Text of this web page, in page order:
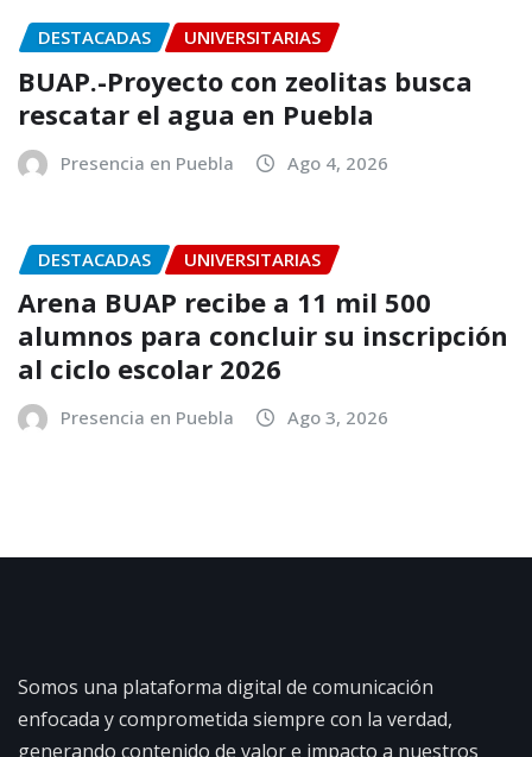
DESTACADAS UNIVERSITARIAS
BUAP.-Proyecto con zeolitas busca
rescatar el agua en Puebla
Presencia en Puebla Ago 4, 2026
DESTACADAS UNIVERSITARIAS
Arena BUAP recibe a 11 mil 500
alumnos para concluir su inscripción
al ciclo escolar 2026
Presencia en Puebla Ago 3, 2026
Somos una plataforma digital de comunicación
enfocada y comprometida siempre con la verdad,
generando contenido de valor e impacto a nuestros